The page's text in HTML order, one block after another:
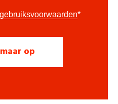
gebruiksvoorwaarden*